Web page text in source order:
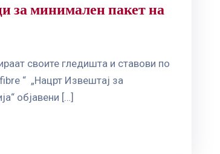
за минимален пакет на
своите гледишта и ставови по
“ „Нацрт Извештај за
објавени […]